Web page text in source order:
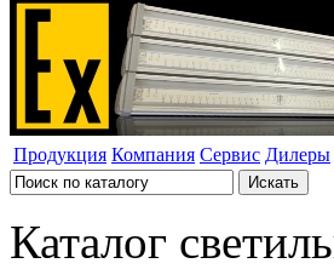
Продукция Компания Сервис Дилеры
Каталог